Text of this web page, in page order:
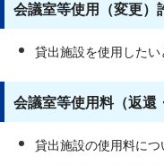
会議室等使用（変更）
貸出施設を使用したい
会議室等使用料（返還
貸出施設の使用料に